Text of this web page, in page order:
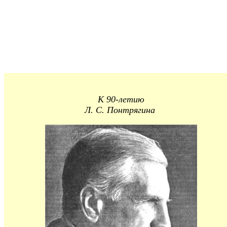
К 90-летию
Л. С. Понтрягина